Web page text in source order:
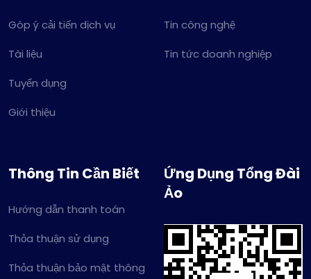
Góp ý cải tiến dịch vụ
Tài liệu
Tuyển dụng
Giới thiệu
Tin công nghệ
Tin tức doanh nghiệp
Thông Tin Cần Biết
Hướng dẫn thanh toán
Thỏa thuận sử dụng
Thỏa thuận bảo mật thông
Ứng Dụng Tổng Đài
Ảo